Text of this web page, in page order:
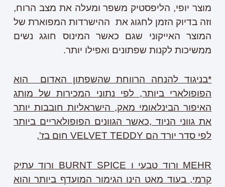
מוצר יופי, הליפסטיק משפר ומעלה את מצב הרוח,
וזה בדיוק הזמן לחגוג את ההישרדות המפוארת של
המוצר האייקוני שגם כאשר המינוס חוגג נשים
ממשיכות לקנות שפתונים ואפילו יותר.
*בניגוד להנחה הרווחת שהשפתון האדום הוא
הפופולארי ביותר, לפי נתוני המכירות של מותג
האיפור הבינלאומי מאק, הישראליות חובבות יותר
את גווני הניוד ,כאשר הגוונים הפופולאריים ביותר
לפי סדר יורד הם VELVET TEDDYחום בז',
MEHR ורוד טבעי ו
ורוד עתיק
קרמי, בעוד מאט הינו הגימור המועדף ביותר והוא